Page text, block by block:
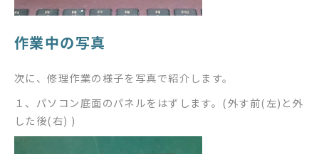
作業中の写真
次に、修理作業の様子を写真で紹介します。
１、パソコン底面のパネルをはずします。(外す前(左)と外
した後(右) )